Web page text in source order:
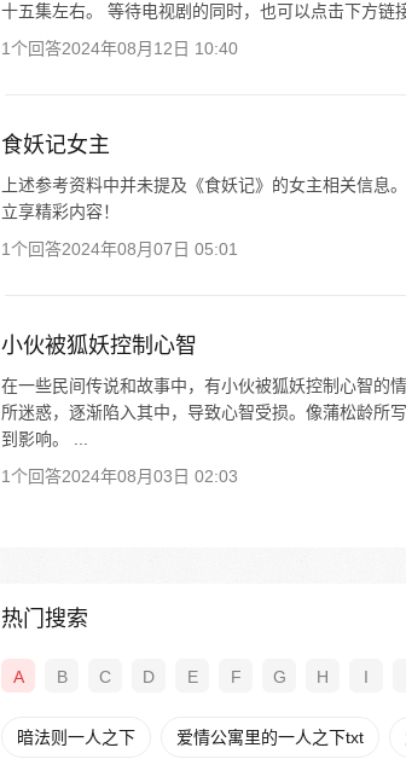
十五集左右。 等待电视剧的同时，也可以点击下方链
1个回答2024年08月12日 10:40
食妖记女主
上述参考资料中并未提及《食妖记》的女主相关信
立享精彩内容！
1个回答2024年08月07日 05:01
小伙被狐妖控制心智
在一些民间传说和故事中，有小伙被狐妖控制心智的
所迷惑，逐渐陷入其中，导致心智受损。像蒲松龄所
到影响。 ...
1个回答2024年08月03日 02:03
热门搜索
A B C D E F G H I
暗法则一人之下 爱情公寓里的一人之下txt